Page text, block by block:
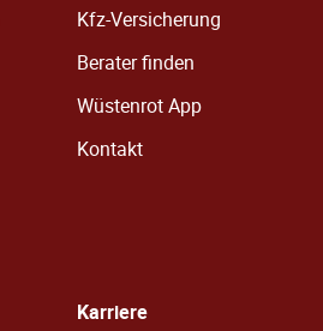
Kfz-Versicherung
Berater finden
Wüstenrot App
Kontakt
Karriere